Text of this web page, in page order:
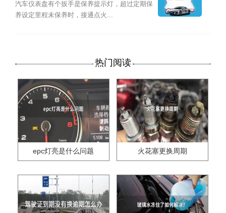
汽车仪表盘有个扳手是保养提示灯，超过定期保
养设定里程未保养时，接通点火...
热门阅读
epc灯亮是什么问题 火花塞更换周期